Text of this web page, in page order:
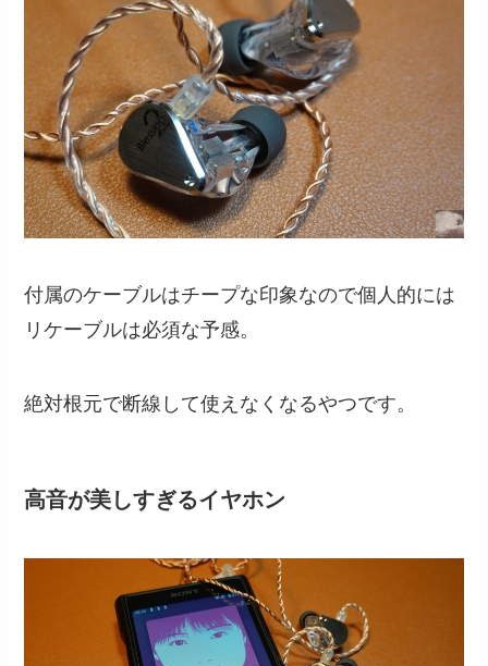
付属のケーブルはチープな印象なので個人的には
リケーブルは必須な予感。
絶対根元で断線して使えなくなるやつです。
高音が美しすぎるイヤホン